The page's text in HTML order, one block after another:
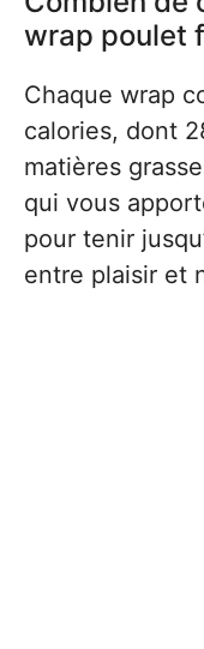
wrap poulet
Chaque wrap
calories, dont
matières
qui vous
pour tenir
entre plaisir et